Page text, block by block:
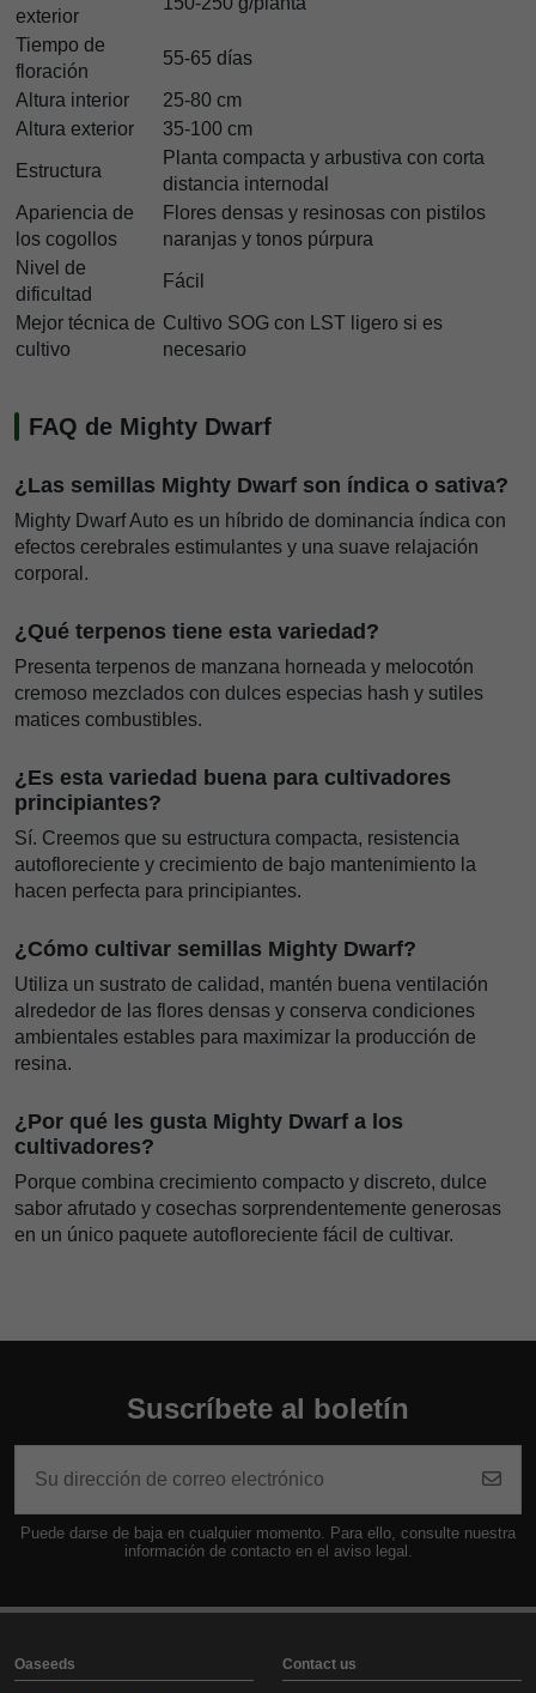
exterior
Tiempo de
floración
55-65 días
Altura interior
25-80 cm
Altura exterior
35-100 cm
Estructura
Planta compacta y arbustiva con corta
distancia internodal
Apariencia de
los cogollos
Flores densas y resinosas con pistilos
naranjas y tonos púrpura
Nivel de
dificultad
Fácil
Mejor técnica de
cultivo
Cultivo SOG con LST ligero si es
necesario
FAQ de Mighty Dwarf
¿Las semillas Mighty Dwarf son índica o sativa?
Mighty Dwarf Auto es un híbrido de dominancia índica con
efectos cerebrales estimulantes y una suave relajación
corporal.
¿Qué terpenos tiene esta variedad?
Presenta terpenos de manzana horneada y melocotón
cremoso mezclados con dulces especias hash y sutiles
matices combustibles.
¿Es esta variedad buena para cultivadores
principiantes?
Sí. Creemos que su estructura compacta, resistencia
autofloreciente y crecimiento de bajo mantenimiento la
hacen perfecta para principiantes.
¿Cómo cultivar semillas Mighty Dwarf?
Utiliza un sustrato de calidad, mantén buena ventilación
alrededor de las flores densas y conserva condiciones
ambientales estables para maximizar la producción de
resina.
¿Por qué les gusta Mighty Dwarf a los
cultivadores?
Porque combina crecimiento compacto y discreto, dulce
sabor afrutado y cosechas sorprendentemente generosas
en un único paquete autofloreciente fácil de cultivar.
Suscríbete al boletín
Puede darse de baja en cualquier momento. Para ello, consulte nuestra
información de contacto en el aviso legal.
Oaseeds Contact us